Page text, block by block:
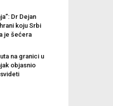
Dr Dejan
koju Srbi
je šećera
na granici u
objasnio